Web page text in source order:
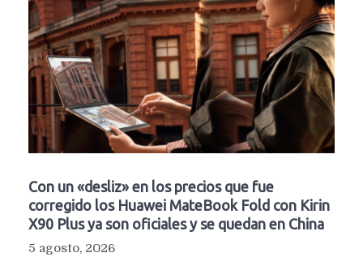
Con un «desliz» en los precios que fue
corregido los Huawei MateBook Fold con Kirin
X90 Plus ya son oficiales y se quedan en China
5 agosto, 2026